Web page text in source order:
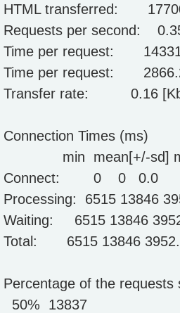
HTML transferred:
Requests per second:
Time per request:
Time per request:
Transfer rate: 0.16
Connection Times (ms)
min mean[+/-sd]
Connect: 0 0
Processing: 6515 13846
Waiting: 6515 13846
Total: 6515 13846
Percentage of the
50% 13837